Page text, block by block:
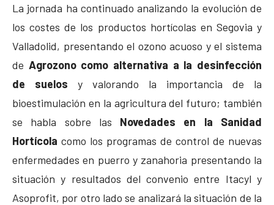
La jornada ha continuado analizando la evolución de
los costes de los productos hortícolas en Segovia y
Valladolid, presentando el ozono acuoso y el sistema
de Agrozono como alternativa a la desinfección
de suelos y valorando la importancia de la
bioestimulación en la agricultura del futuro; también
se habla sobre las Novedades en la Sanidad
Hortícola como los programas de control de nuevas
enfermedades en puerro y zanahoria presentando la
situación y resultados del convenio entre Itacyl y
Asoprofit, por otro lado se analizará la situación de la